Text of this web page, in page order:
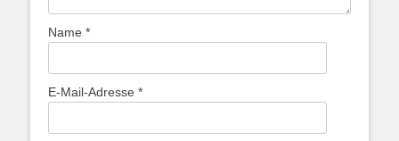
Name *
E-Mail-Adresse *